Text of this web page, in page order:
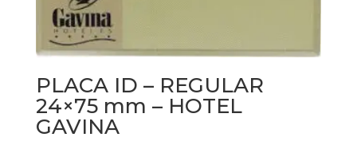
PLACA ID – REGULAR
24×75 mm – HOTEL
GAVINA